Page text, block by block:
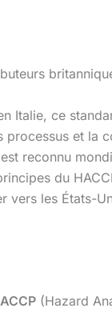
Italie, ce
et la
reconnu
du
les États-
(Hazard